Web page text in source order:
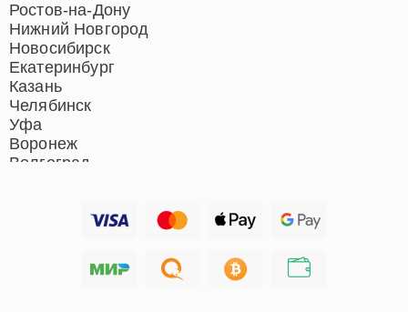
Ростов-на-Дону
Нижний Новгород
Новосибирск
Екатеринбург
Казань
Челябинск
Уфа
Воронеж
Волгоград
Хабаровск
Ремонт акустических
систем